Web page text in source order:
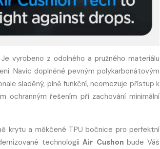
vyrobeno z odolného a pružného materiálu
Navíc doplněné pevným polykarbonátovým
sladěný, plně funkční, neomezuje přístup k
ochranným řešením při zachování minimální
krytu a měkčené TPU bočnice pro perfektní
technologiiAir Cushon bude Váš